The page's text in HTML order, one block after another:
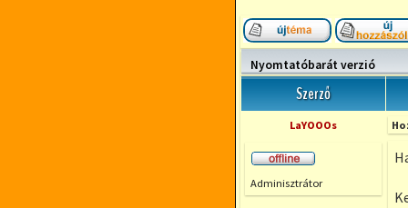
Új téma nyitása
Nyomtatóbarát verzió
Szerző
LaYOOOs
Adminisztrátor